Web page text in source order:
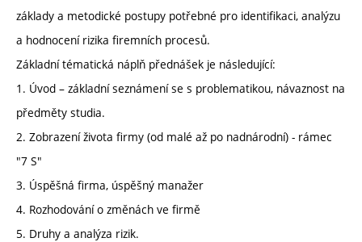
základy a metodické postupy potřebné pro identifikaci, analýzu
a hodnocení rizika firemních procesů.
Základní tématická náplň přednášek je následující:
1. Úvod – základní seznámení se s problematikou, návaznost na
předměty studia.
2. Zobrazení života firmy (od malé až po nadnárodní) - rámec
"7 S"
3. Úspěšná firma, úspěšný manažer
4. Rozhodování o změnách ve firmě
5. Druhy a analýza rizik.